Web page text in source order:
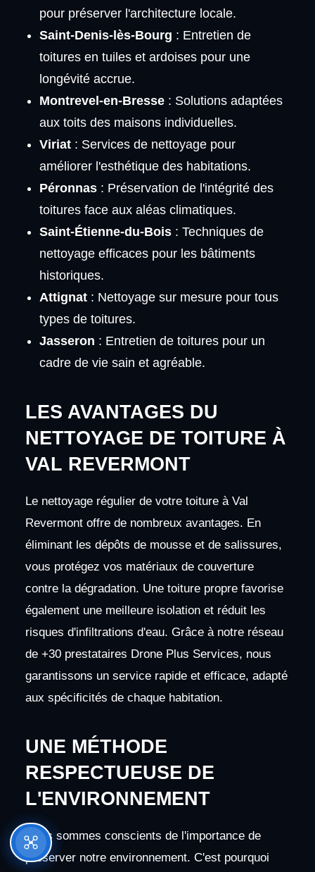
pour préserver l'architecture locale.
Saint-Denis-lès-Bourg : Entretien de
toitures en tuiles et ardoises pour une
longévité accrue.
Montrevel-en-Bresse: Solutions adaptées
aux toits des maisons individuelles.
Viriat: Services de nettoyage pour
améliorer l'esthétique des habitations.
Péronnas: Préservation de l'intégrité des
toitures face aux aléas climatiques.
Saint-Étienne-du-Bois: Techniques de
nettoyage efficaces pour les bâtiments
historiques.
Attignat: Nettoyage sur mesure pour tous
types de toitures.
Jasseron : Entretien de toitures pour un
cadre de vie sain et agréable.
LES AVANTAGES DU
NETTOYAGE DE TOITURE À
VAL REVERMONT
Le nettoyage régulier de votre toiture à Val
Revermont offre de nombreux avantages. En
éliminant les dépôts de mousse et de salissures,
vous protégez vos matériaux de couverture
contre la dégradation. Une toiture propre favorise
également une meilleure isolation et réduit les
risques d'infiltrations d'eau. Grâce à notre réseau
de +30 prestataires Drone Plus Services, nous
garantissons un service rapide et efficace, adapté
aux spécificités de chaque habitation.
UNE MÉTHODE
RESPECTUEUSE DE
L'ENVIRONNEMENT
Nous sommes conscients de l'importance de
préserver notre environnement. C'est pourquoi